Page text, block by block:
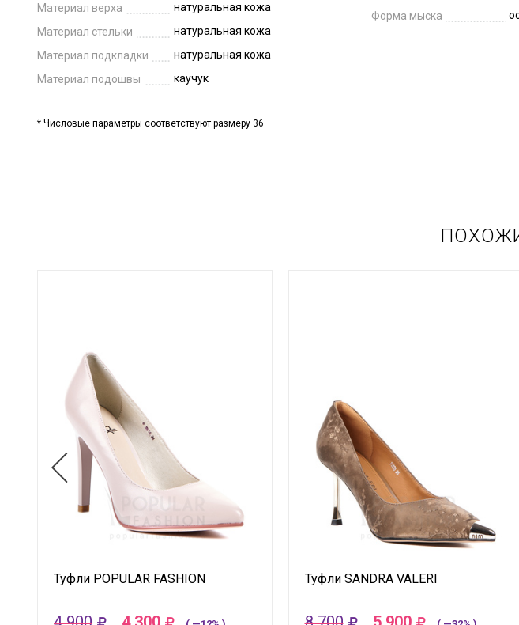
Материал верха
натуральная кожа
Материал стельки
натуральная кожа
Материал подкладки
натуральная кожа
Материал подошвы
каучук
Форма мыска
* Числовые параметры соответствуют размеру 36
Туфли POPULAR FASHION Туфли SANDRA VALERI